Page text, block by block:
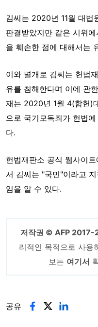
김씨는 2020년 11월 대법
판결받았지만 같은 시위
을 훼손한 점에 대해서는
이와 별개로 김씨는 헌법
유를 침해한다며 이에 관
재는 2020년 1월 4(합헌)
으로 국기모독죄가 헌법
다.
헌법재판소 공식 웹사이
서 김씨는 "국민"이라고
임을 알 수 있다.
저작권 © AFP 2017-
리적인 목적으로 사용
보는 여기서
공유